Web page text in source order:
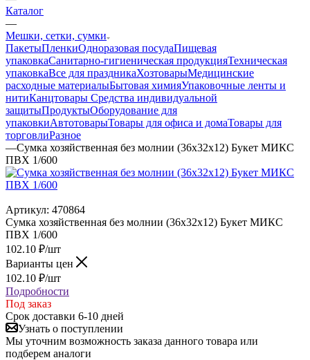
Каталог
—
Мешки, сетки, сумки
ПакетыПленкиОдноразовая посудаПищевая
упаковкаСанитарно-гигиеническая продукцияТехническая
упаковкаВсе для праздникаХозтоварыМедицинские
расходные материалыБытовая химияУпаковочные ленты и
нитиКанцтовары Средства индивидуальной
защитыПродуктыОборудование для
упаковкиАвтотоварыТовары для офиса и домаТовары для
торговлиРазное
—Сумка хозяйственная без молнии (36х32х12) Букет МИКС
ПВХ 1/600
Артикул: 470864
Сумка хозяйственная без молнии (36х32х12) Букет МИКС
ПВХ 1/600
102.10 ₽/шт
Варианты цен
102.10 ₽/шт
Подробности
Под заказ
Срок доставки 6-10 дней
Узнать о поступлении
Мы уточним возможность заказа данного товара или
подберем аналоги